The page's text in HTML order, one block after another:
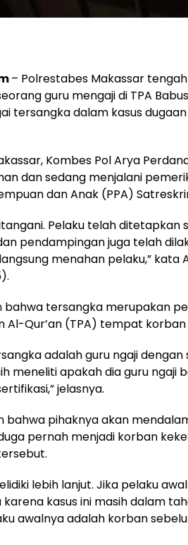
– Polrestabes Makassar
guru mengaji di TPA
tersangka dalam kasus
Kombes Pol Arya
dan sedang menjalani
dan Anak (PPA)
Pelaku telah
pendampingan juga telah
menahan pelaku,” kata
bahwa tersangka merupakan
Al-Qur’an (TPA) tempat
adalah guru ngaji
meneliti apakah dia guru ngaji
jelasnya.
bahwa pihaknya akan
pernah menjadi korban
lebih lanjut. Jika pelaku
kasus ini masih dalam
awalnya adalah korban